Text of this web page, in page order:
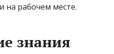
на рабочем месте.
знания